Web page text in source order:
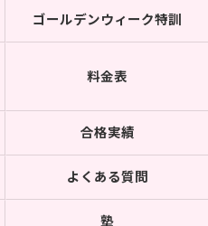
ゴールデンウィーク特訓
料金表
合格実績
よくある質問
塾